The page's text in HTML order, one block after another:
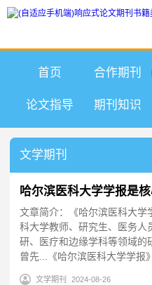
首页 合作期刊
论文指导 期刊知识
文学期刊
哈尔滨医科大学学报是
文章简介：《哈尔滨医科大学
科大学教师、研究生、医务人
研、医疗和边缘学科等领域的
曾先...《哈尔滨医科大学学报
文学期刊 2024-08-26